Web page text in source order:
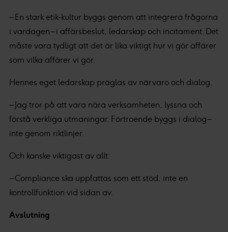
– En stark etik-kultur byggs genom att integrera frågorna
i vardagen – i affärsbeslut, ledarskap och incitament. Det
måste vara tydligt att det är lika viktigt hur vi gör affärer
som vilka affärer vi gör.
Hennes eget ledarskap präglas av närvaro och dialog.
– Jag tror på att vara nära verksamheten, lyssna och
förstå verkliga utmaningar. Förtroende byggs i dialog –
inte genom riktlinjer.
Och kanske viktigast av allt:
– Compliance ska uppfattas som ett stöd, inte en
kontrollfunktion vid sidan av.
Avslutning